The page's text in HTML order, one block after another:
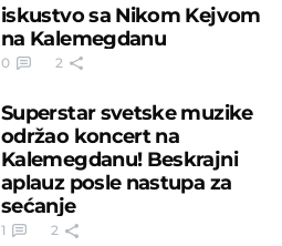
iskustvo sa Nikom Kejvom
na Kalemegdanu
0 2
Superstar svetske muzike
održao koncert na
Kalemegdanu! Beskrajni
aplauz posle nastupa za
sećanje
1 2